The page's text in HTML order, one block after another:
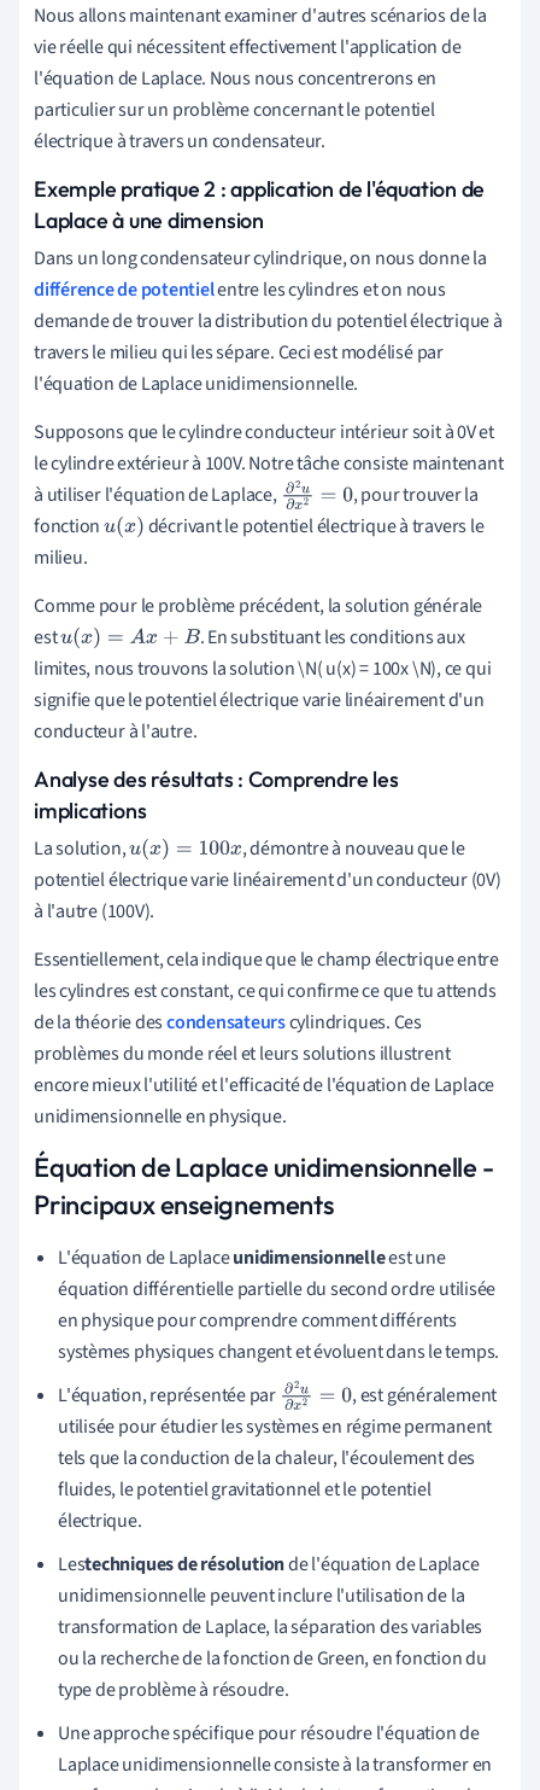
Nous allons maintenant examiner d'autres scénarios de la
vie réelle qui nécessitent effectivement l'application de
l'équation de Laplace. Nous nous concentrerons en
particulier sur un problème concernant le potentiel
électrique à travers un condensateur.
Exemple pratique 2 : application de l'équation de
Laplace à une dimension
Dans un long condensateur cylindrique, on nous donne la
différence de potentielentre les cylindres et on nous
demande de trouver la distribution du potentiel électrique à
travers le milieu qui les sépare. Ceci est modélisé par
l'équation de Laplace unidimensionnelle.
Supposons que le cylindre conducteur intérieur soit à 0V et
le cylindre extérieur à 100V. Notre tâche consiste maintenant
à utiliser l'équation de Laplace, ∂2u∂ x2 =
0
, pour trouver la
fonctionu(x) décrivant le potentiel électrique à travers le
milieu.
Comme pour le problème précédent, la solution générale
estu(x)= Ax+ B
. En substituant les conditions aux
limites, nous trouvons la solution \N( u(x) = 100x \N), ce qui
signifie que le potentiel électrique varie linéairement d'un
conducteur à l'autre.
Analyse des résultats : Comprendre les
implications
La solution,u(x)= 100 x
, démontre à nouveau que le
potentiel électrique varie linéairement d'un conducteur (0V)
à l'autre (100V).
Essentiellement, cela indique que le champ électrique entre
les cylindres est constant, ce qui confirme ce que tu attends
de la théorie descondensateurscylindriques. Ces
problèmes du monde réel et leurs solutions illustrent
encore mieux l'utilité et l'efficacité de l'équation de Laplace
unidimensionnelle en physique.
Équation de Laplace unidimensionnelle -
Principaux enseignements
L'équation de Laplaceunidimensionnelleest une
équation différentielle partielle du second ordre utilisée
en physique pour comprendre comment différents
systèmes physiques changent et évoluent dans le temps.
L'équation, représentée par ∂2u∂ x2 =
0
, est généralement
utilisée pour étudier les systèmes en régime permanent
tels que la conduction de la chaleur, l'écoulement des
fluides, le potentiel gravitationnel et le potentiel
électrique.
Lestechniques de résolutionde l'équation de Laplace
unidimensionnelle peuvent inclure l'utilisation de la
transformation de Laplace, la séparation des variables
ou la recherche de la fonction de Green, en fonction du
type de problème à résoudre.
Une approche spécifique pour résoudre l'équation de
Laplace unidimensionnelle consiste à la transformer en